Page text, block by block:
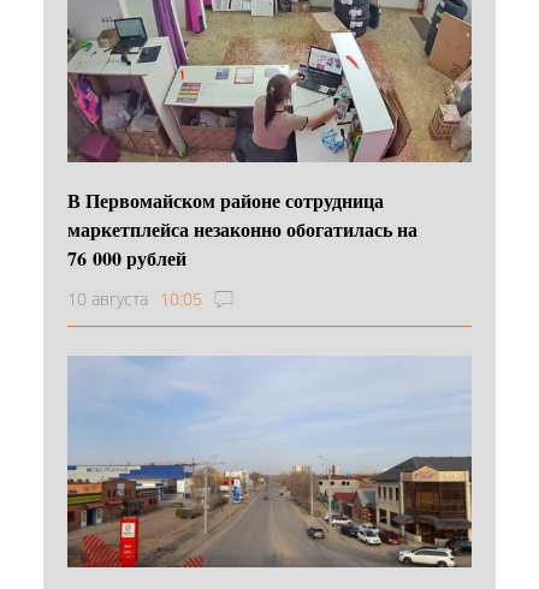
В Первомайском районе сотрудница
маркетплейса незаконно обогатилась на
76 000 рублей
10 августа 10:05